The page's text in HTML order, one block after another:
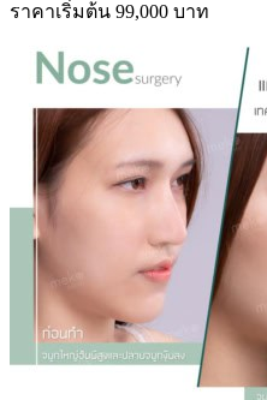
ราคาเริ่มต้น 99,000 บาท